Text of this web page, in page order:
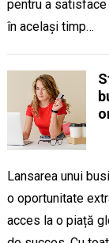
pentru a
în același timp…
Lansarea unui
o oportunitate
acces la o piață